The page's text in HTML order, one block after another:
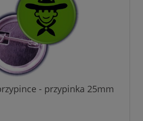
- przypinka 25mm